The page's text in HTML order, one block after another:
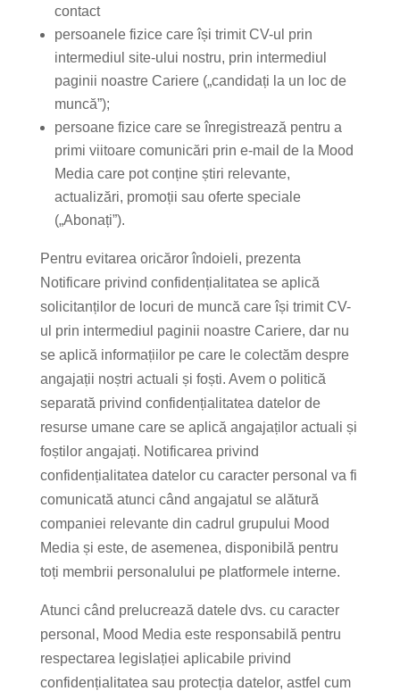
contact
persoanele fizice care își trimit CV-ul prin
intermediul site-ului nostru, prin intermediul
paginii noastre Cariere („candidați la un loc de
muncă”);
persoane fizice care se înregistrează pentru a
primi viitoare comunicări prin e-mail de la Mood
Media care pot conține știri relevante,
actualizări, promoții sau oferte speciale
(„Abonați”).
Pentru evitarea oricăror îndoieli, prezenta
Notificare privind confidențialitatea se aplică
solicitanților de locuri de muncă care își trimit CV-
ul prin intermediul paginii noastre Cariere, dar nu
se aplică informațiilor pe care le colectăm despre
angajații noștri actuali și foști. Avem o politică
separată privind confidențialitatea datelor de
resurse umane care se aplică angajaților actuali și
foștilor angajați. Notificarea privind
confidențialitatea datelor cu caracter personal va fi
comunicată atunci când angajatul se alătură
companiei relevante din cadrul grupului Mood
Media și este, de asemenea, disponibilă pentru
toți membrii personalului pe platformele interne.
Atunci când prelucrează datele dvs. cu caracter
personal, Mood Media este responsabilă pentru
respectarea legislației aplicabile privind
confidențialitatea sau protecția datelor, astfel cum